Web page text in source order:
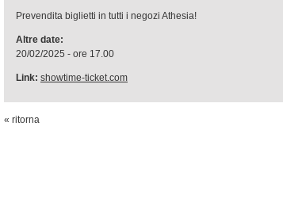
Prevendita biglietti in tutti i negozi Athesia!
Altre date:
20/02/2025 - ore 17.00
Link: showtime-ticket.com
« ritorna